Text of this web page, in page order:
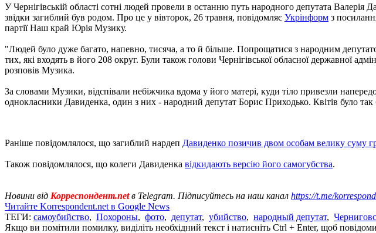
У Чернігівській області сотні людей провели в останню путь народного депутата Валерія
звідки загиблий був родом. Про це у вівторок, 26 травня, повідомляє Укрінформ з
партії Наш край Юрія Музику.
"Людей було дуже багато, напевно, тисяча, а то й більше. Попрощатися з народним
тих, які входять в його 208 округ. Були також голови Чернігівської обласної державної
розповів Музика.
За словами Музики, відспівали небіжчика вдома у його матері, куди тіло привезли
однокласники Давиденка, один з них - народний депутат Борис Приходько. Квітів було
Раніше повідомлялося, що загиблий нардеп Давиденко позичив двом особам велику суму
Також повідомлялося, що колеги Давиденка відкидають версію його самогубства.
Новини від Корреспондент.netв Telegram. Підписуйтесь на наш канал https://t.me/
Читайте Korrespondent.net в Google News
ТЕГИ: самоубийство, Похороны, фото, депутат, убийство, народный депутат,
Якщо ви помітили помилку, виділіть необхідний текст і натисніть Ctrl + Enter, щоб